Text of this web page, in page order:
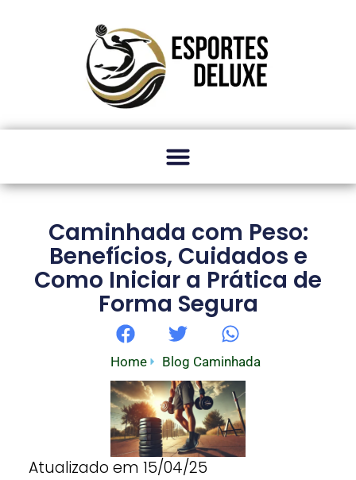
Caminhada com Peso:
Benefícios, Cuidados e
Como Iniciar a Prática de
Forma Segura
Home Blog Caminhada
Atualizado em 15/04/25